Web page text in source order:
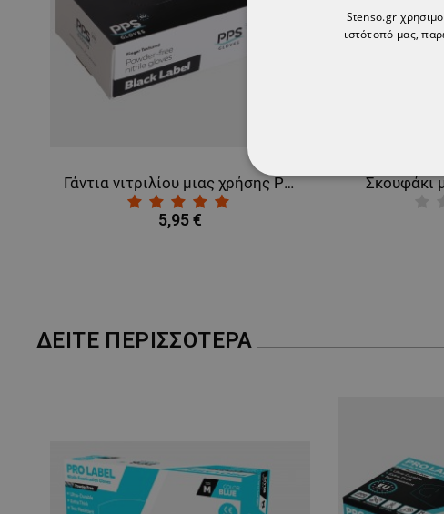
Γάντια νιτριλίου μιας χρήσης PPS NITRILE BLACK PF
5,95 €
Σκουφάκι
ΔΕΊΤΕ ΠΕΡΙΣΣΌΤΕΡΑ
Stenso.gr
ιστότοπό μας,
ΑΠΟΛΎΤΩΣ